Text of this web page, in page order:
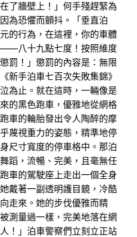
了牆壁上！」何手殘趕緊為
為恐懼而顫抖。「垂直泊
的行為，在這裡，你的車體
八十九點七度！按照維度
罰！」懲罰的內容是：無限
新手泊車七百次失敗集錦》
為止。就在這時，一輛像是
的黑色跑車，優雅地從網格
車的輪胎發出令人陶醉的摩
蔑視重力的姿態，精準地停
尺寸寬度的停車格中。那泊
蹈，流暢、完美，且毫無任
車的駕駛座上走出一個全身
戴著一副透明護目鏡，冷酷
走來。她的步伐優雅而精
測量過一樣，完美地落在網
！」泊車警察們立刻立正站